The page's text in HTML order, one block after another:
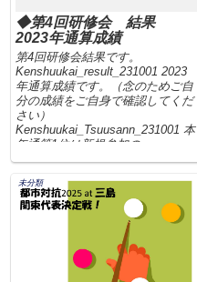
◆第4回研修会 結果
2023年通算成績
第4回研修会結果です。
Kenshuukai_result_231001 2023
年通算成績です。（念のためご自
分の成績をご自身で確認してくだ
さい）
Kenshuukai_Tsuusann_231001 本
年通算1位は新規参加の...
未分類